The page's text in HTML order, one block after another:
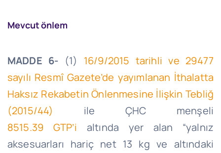
Mevcut önlem
MADDE 6- (1) 16/9/2015 tarihli ve 29477
sayılı Resmî Gazete’de yayımlanan İthalatta
Haksız Rekabetin Önlenmesine İlişkin Tebliğ
(2015/44)
ile ÇHC menşeli
8515.39 GTP’i altında yer alan “yalnız
aksesuarları hariç net 13 kg ve altındaki